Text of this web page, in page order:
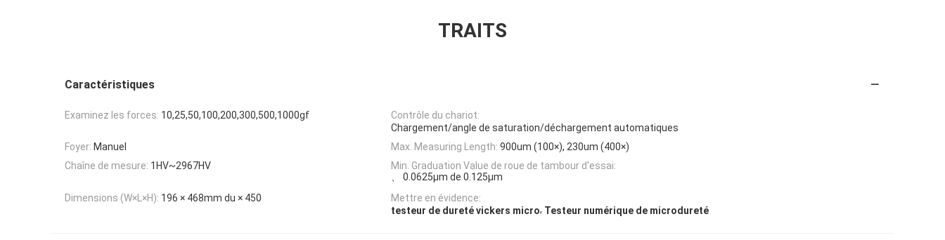
TRAITS
Caractéristiques
Examinez les forces: 10,25,50,100,200,300,500,1000gf
Contrôle du chariot:
Chargement/angle de saturation/déchargement automatiques
Foyer: Manuel Max. Measuring Length: 900um (100×), 230um (400×)
Chaîne de mesure: 1HV~2967HV
Min. Graduation Value de roue de tambour d'essai:
、 0.0625μm de 0.125μm
Dimensions (W×L×H): 196 × 468mm du × 450
Mettre en évidence:
testeur de dureté vickers micro, Testeur numérique de microdureté